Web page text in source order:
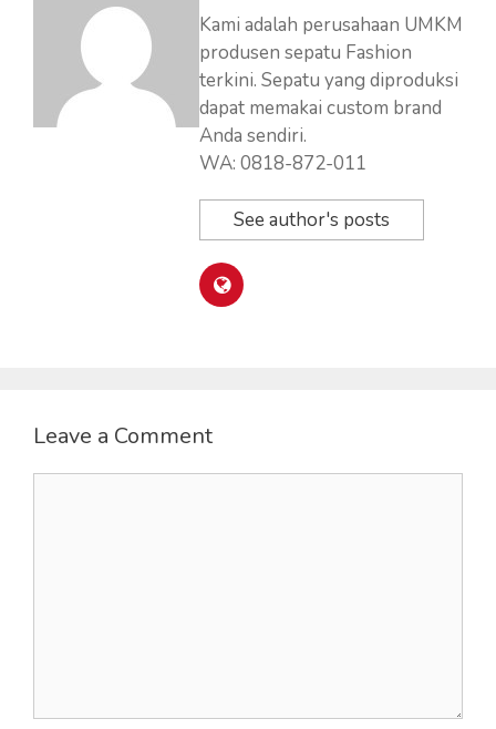
Kami adalah perusahaan UMKM
produsen sepatu Fashion
terkini. Sepatu yang diproduksi
dapat memakai custom brand
Anda sendiri.
WA: 0818-872-011
See author's posts
Leave a Comment